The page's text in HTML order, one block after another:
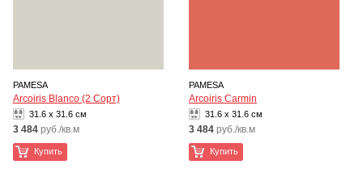
PAMESA
Arcoiris Blanco (2 Сорт)
31.6 x 31.6 см
3 484 руб./кв.м
Купить
PAMESA
Arcoiris Carmin
31.6 x 31.6 см
3 484 руб./кв.м
Купить